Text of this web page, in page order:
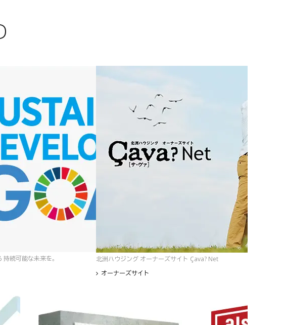
持続可能な未来を。
北洲ハウジング オーナーズサイト Çava? Net
オーナーズサイト